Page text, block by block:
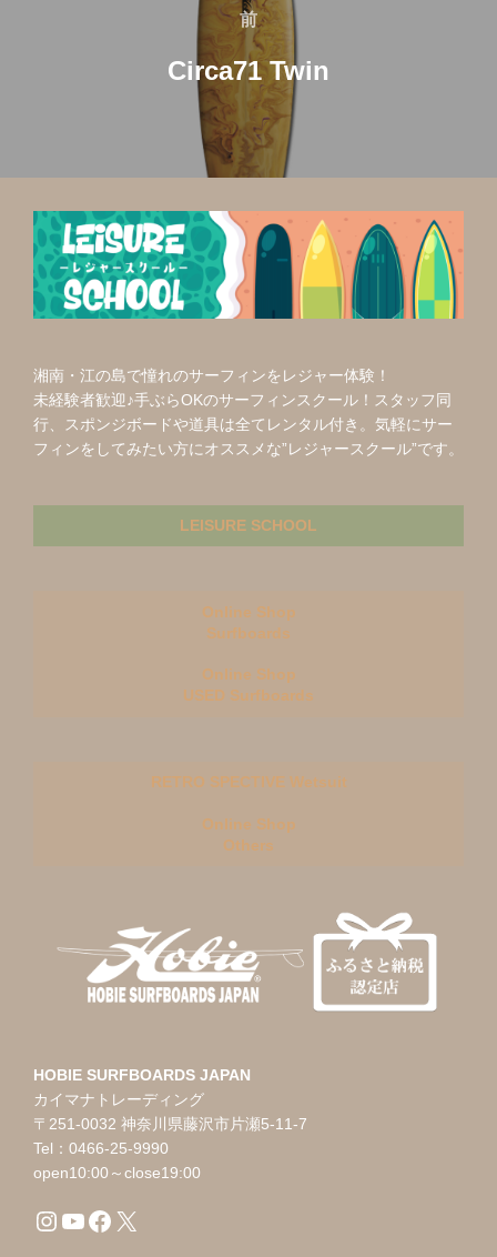
前
前
Circa71 Twin
湘南・江の島で憧れのサーフィンをレジャー体験！
未経験者歓迎♪手ぶらOKのサーフィンスクール！スタッフ同
行、スポンジボードや道具は全てレンタル付き。気軽にサー
フィンをしてみたい方にオススメな”レジャースクール”です。
LEISURE SCHOOL
Online Shop
Surfboards
Online Shop
USED Surfboards
RETRO SPECTIVE Wetsuit
Online Shop
Others
HOBIE SURFBOARDS JAPAN
カイマナトレーディング
〒251-0032 神奈川県藤沢市片瀬5-11-7
Tel：0466-25-9990
open10:00～close19:00
Instagram YouTube Facebook X